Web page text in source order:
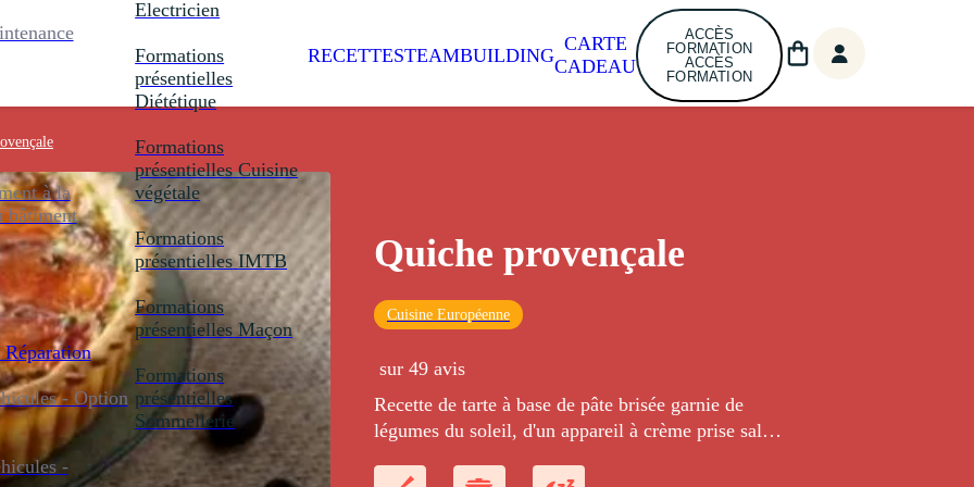
à la
bâtiment
- Option
-
Electricien
Formations
présentielles
Diététique
Formations
présentielles Cuisine
végétale
Formations
présentielles IMTB
Formations
présentielles Maçon
Formations
présentielles
Sommellerie
RECETTESTEAMBUILDING
CARTE
CADEAU
ACCÈS
FORMATION
ACCÈS
FORMATION
Quiche provençale
Cuisine Européenne
sur 49 avis
Recette de tarte à base de pâte brisée garnie de
légumes du soleil, d'un appareil à crème prise salée